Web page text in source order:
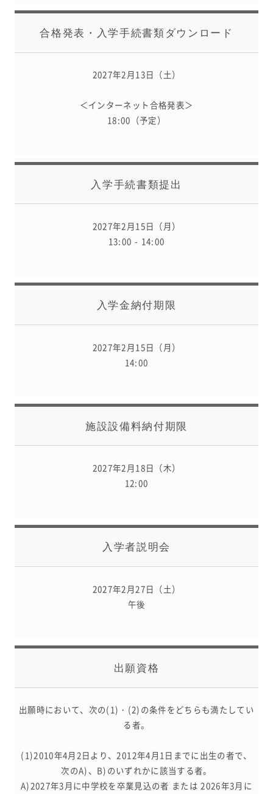
合格発表・ 入学手続書類ダウンロード
2027年2月13日（土）
＜インターネット合格発表＞
18:00（予定）
入学手続書類提出
2027年2月15日（月）
13:00 - 14:00
入学金納付期限
2027年2月15日（月）
14:00
施設設備料納付期限
2027年2月18日（木）
12:00
入学者説明会
2027年2月27日（土）
午後
出願資格
出願時において、次の(1)・(2)の条件をどちらも満たしてい
る者。
(1)2010年4月2日より、2012年4月1日までに出生の者で、
次のA)、B)のいずれかに該当する者。
A)2027年3月に中学校を卒業見込の者 または 2026年3月に